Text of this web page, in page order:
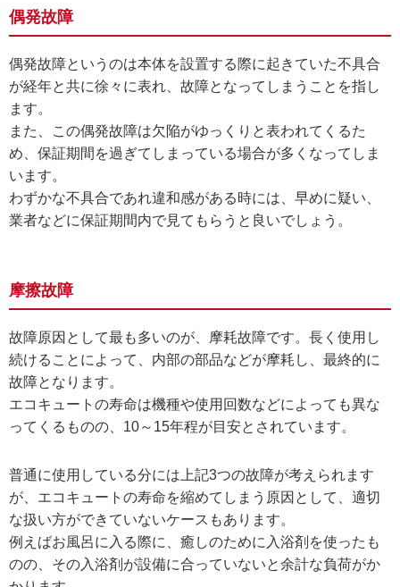
偶発故障
偶発故障というのは本体を設置する際に起きていた不具合
が経年と共に徐々に表れ、故障となってしまうことを指し
ます。
また、この偶発故障は欠陥がゆっくりと表われてくるた
め、保証期間を過ぎてしまっている場合が多くなってしま
います。
わずかな不具合であれ違和感がある時には、早めに疑い、
業者などに保証期間内で見てもらうと良いでしょう。
摩擦故障
故障原因として最も多いのが、摩耗故障です。長く使用し
続けることによって、内部の部品などが摩耗し、最終的に
故障となります。
エコキュートの寿命は機種や使用回数などによっても異な
ってくるものの、10～15年程が目安とされています。
普通に使用している分には上記3つの故障が考えられます
が、エコキュートの寿命を縮めてしまう原因として、適切
な扱い方ができていないケースもあります。
例えばお風呂に入る際に、癒しのために入浴剤を使ったも
のの、その入浴剤が設備に合っていないと余計な負荷がか